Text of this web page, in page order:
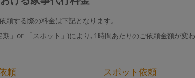
頼する際の料金は下記となります。
」or 「スポット」)により､1時間あたりのご依頼金額が変わ
頼 スポット依頼